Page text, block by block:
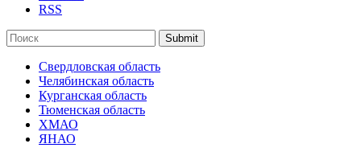
RSS
Submit
Свердловская область
Челябинская область
Курганская область
Тюменская область
ХМАО
ЯНАО